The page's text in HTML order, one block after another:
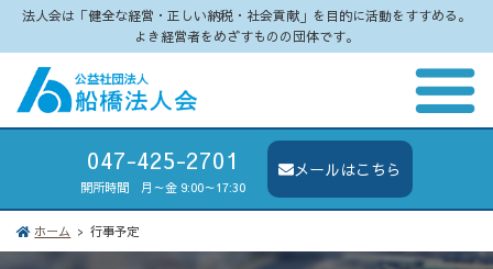
法人会は「健全な経営・正しい納税・社会貢献」を目的に活動をすすめる。
よき経営者をめざすものの団体です。
047-425-2701
開所時間 月～金 9:00～17:30
メールはこちら
ホーム 行事予定